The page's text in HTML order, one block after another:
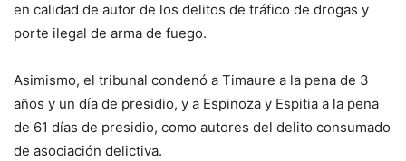
en calidad de autor de los delitos de tráfico de drogas y
porte ilegal de arma de fuego.
Asimismo, el tribunal condenó a Timaure a la pena de 3
años y un día de presidio, y a Espinoza y Espitia a la pena
de 61 días de presidio, como autores del delito consumado
de asociación delictiva.